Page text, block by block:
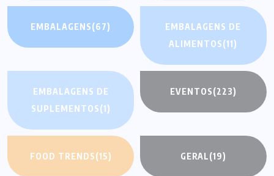
EMBALAGENS(67)
EMBALAGENS DE
ALIMENTOS(11)
EMBALAGENS DE
SUPLEMENTOS(1)
EVENTOS(223)
FOOD TRENDS(15) GERAL(19)